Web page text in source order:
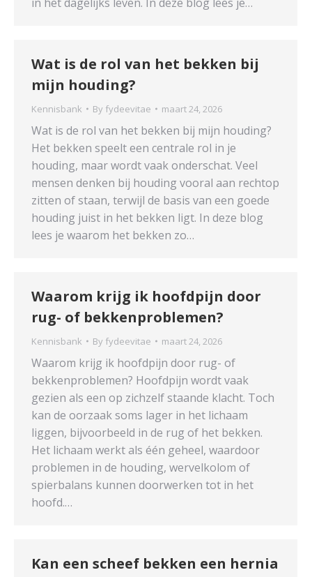
Wat is de rol van het bekken bij
mijn houding?
Kennisbank By fydeevitae maart 24, 2026
Wat is de rol van het bekken bij mijn houding?
Het bekken speelt een centrale rol in je
houding, maar wordt vaak onderschat. Veel
mensen denken bij houding vooral aan rechtop
zitten of staan, terwijl de basis van een goede
houding juist in het bekken ligt. In deze blog
lees je waarom het bekken zo…
Waarom krijg ik hoofdpijn door
rug- of bekkenproblemen?
Kennisbank By fydeevitae maart 24, 2026
Waarom krijg ik hoofdpijn door rug- of
bekkenproblemen? Hoofdpijn wordt vaak
gezien als een op zichzelf staande klacht. Toch
kan de oorzaak soms lager in het lichaam
liggen, bijvoorbeeld in de rug of het bekken.
Het lichaam werkt als één geheel, waardoor
problemen in de houding, wervelkolom of
spierbalans kunnen doorwerken tot in het
hoofd.…
Kan een scheef bekken een hernia